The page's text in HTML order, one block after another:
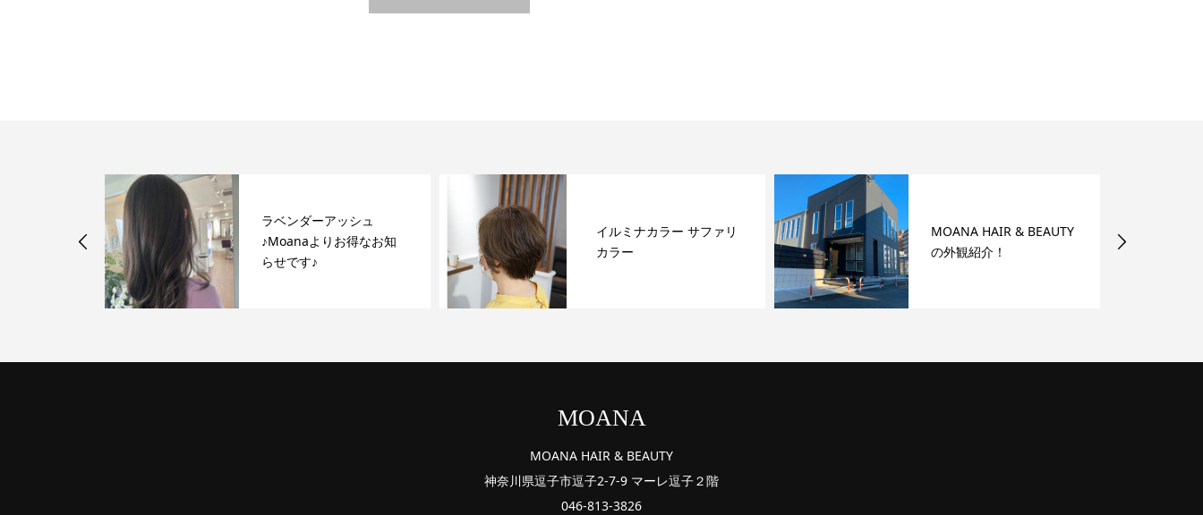
ラベンダーアッシュ
♪Moanaよりお得なお知
らせです♪
イルミナカラー サファリ
カラー
MOANA HAIR & BEAUTY
の外観紹介！
MOANA
MOANA HAIR & BEAUTY
神奈川県逗子市逗子2-7-9 マーレ逗子２階
046-813-3826